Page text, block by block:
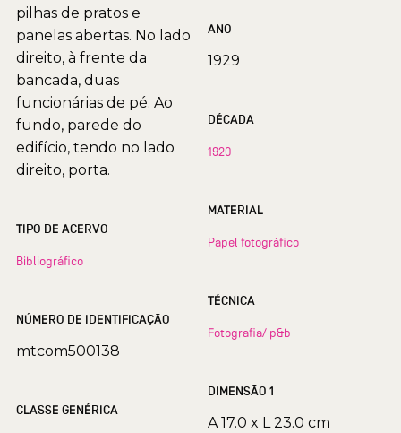
pilhas de pratos e
panelas abertas. No lado
direito, à frente da
bancada, duas
funcionárias de pé. Ao
fundo, parede do
edifício, tendo no lado
direito, porta.
TIPO DE ACERVO
Bibliográfico
NÚMERO DE IDENTIFICAÇÃO
mtcom500138
CLASSE GENÉRICA
ANO
1929
DÉCADA
1920
MATERIAL
Papel fotográfico
TÉCNICA
Fotografia/ p&b
DIMENSÃO 1
A 17.0 x L 23.0 cm